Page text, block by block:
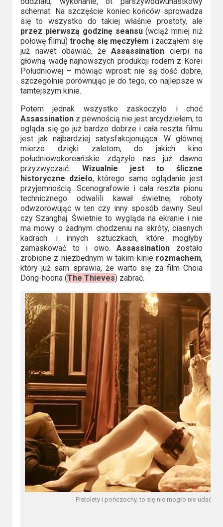
schemat. Na szczęście koniec końców sprowadza
się to wszystko do takiej właśnie prostoty, ale
przez pierwszą godzinę seansu(wciąż mniej niż
połowę filmu)trochę się męczyłem i zacząłem się
już nawet obawiać, żeAssassination cierpi na
główną wadę najnowszych produkcji rodem z Korei
Południowej – mówiąc wprost: nie są dość dobre,
szczególnie porównując je do tego, co najlepsze w
tamtejszym kinie.
Potem jednak wszystko zaskoczyło i choć
Assassinationz pewnością nie jest arcydziełem, to
ogląda się go już bardzo dobrze i cała reszta filmu
jest jak najbardziej satysfakcjonująca. W głównej
mierze dzięki zaletom, do jakich kino
południowokoreańskie zdążyło nas już dawno
przyzwyczaić. Wizualnie jest to śliczne
historyczne dzieło, którego samo oglądanie jest
przyjemnością. Scenografowie i cała reszta pionu
technicznego odwalili kawał świetnej roboty
odwzorowując w ten czy inny sposób dawny Seul
czy Szanghaj. Świetnie to wygląda na ekranie i nie
ma mowy o żadnym chodzeniu na skróty, ciasnych
kadrach i innych sztuczkach, które mogłyby
zamaskować to i owo.Assassination zostało
zrobione z niezbędnym w takim kinie rozmachem,
który już sam sprawia, że warto się za film Choia
Dong-hoona (The Thieves) zabrać.
Pistolety i pończochy, to się nie mogło nie udać –